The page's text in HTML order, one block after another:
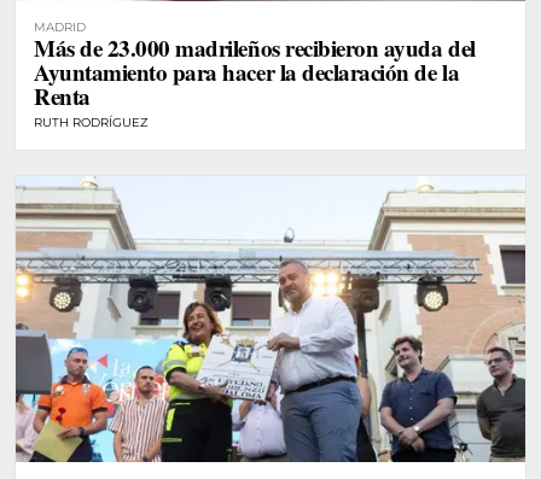
MADRID
Más de 23.000 madrileños recibieron ayuda del
Ayuntamiento para hacer la declaración de la
Renta
RUTH RODRÍGUEZ